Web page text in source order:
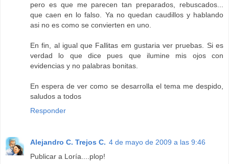
pero es que me parecen tan preparados, rebuscados...
que caen en lo falso. Ya no quedan caudillos y hablando
asi no es como se convierten en uno.
En fin, al igual que Fallitas em gustaria ver pruebas. Si es
verdad lo que dice pues que ilumine mis ojos con
evidencias y no palabras bonitas.
En espera de ver como se desarrolla el tema me despido,
saludos a todos
Responder
Alejandro C. Trejos C. 4 de mayo de 2009 a las 9:46
Publicar a Loría....plop!